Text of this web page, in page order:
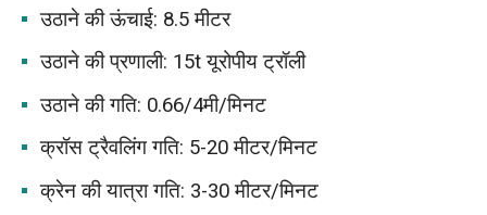
उठाने की ऊंचाई: 8.5 मीटर
उठाने की प्रणाली: 15t यूरोपीय ट्रॉली
उठाने की गति: 0.66/4मी/मिनट
क्रॉस ट्रैवलिंग गति: 5-20 मीटर/मिनट
क्रेन की यात्रा गति: 3-30 मीटर/मिनट